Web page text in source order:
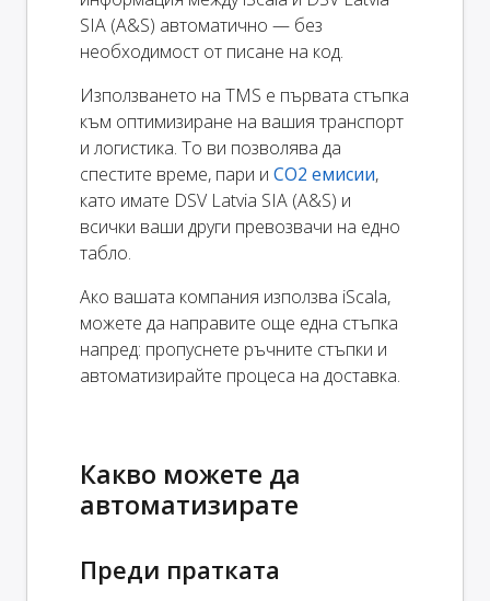
SIA (A&S) автоматично — без
необходимост от писане на код.
Използването на TMS е първата стъпка
към оптимизиране на вашия транспорт
и логистика. То ви позволява да
спестите време, пари и CO2 емисии,
като имате DSV Latvia SIA (A&S) и
всички ваши други превозвачи на едно
табло.
Ако вашата компания използва iScala,
можете да направите още една стъпка
напред: пропуснете ръчните стъпки и
автоматизирайте процеса на доставка.
Какво можете да
автоматизирате
Преди пратката